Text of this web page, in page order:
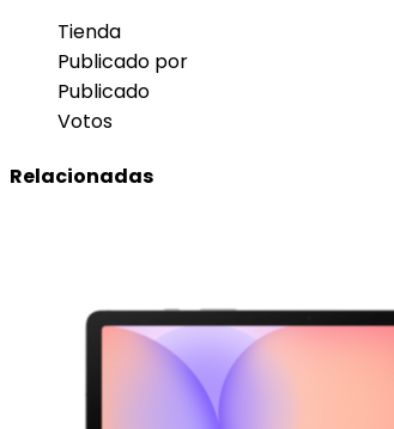
Tienda
Publicado por
Publicado
Votos
Relacionadas